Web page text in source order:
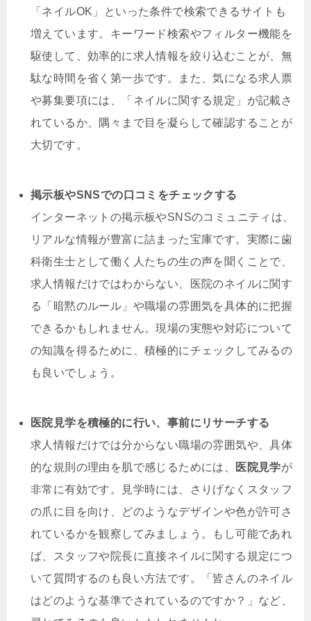
「ネイルOK」といった条件で検索できるサイトも
増えています。キーワード検索やフィルター機能を
駆使して、効率的に求人情報を絞り込むことが、無
駄な時間を省く第一歩です。また、気になる求人票
や募集要項には、「ネイルに関する規定」が記載さ
れているか、隅々まで目を凝らして確認することが
大切です。
掲示板やSNSでの口コミをチェックする
インターネットの掲示板やSNSのコミュニティは、
リアルな情報が豊富に詰まった宝庫です。実際に歯
科衛生士として働く人たちの生の声を聞くことで、
求人情報だけではわからない、医院のネイルに関す
る「暗黙のルール」や職場の雰囲気を具体的に把握
できるかもしれません。現場の実態や対応について
の知識を得るために、積極的にチェックしてみるの
も良いでしょう。
医院見学を積極的に行い、事前にリサーチする
求人情報だけでは分からない職場の雰囲気や、具体
的な規則の理由を肌で感じるためには、
医院見学が
非常に有効です。見学時には、さりげなくスタッフ
の爪に目を向け、どのようなデザインや色が許可さ
れているかを観察してみましょう。もし可能であれ
ば、スタッフや院長に直接ネイルに関する規定につ
いて質問するのも良い方法です。「皆さんのネイル
はどのような基準でされているのですか？」など、